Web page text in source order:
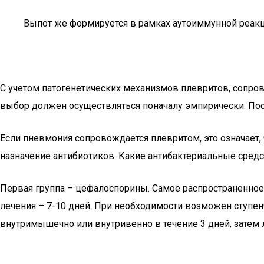
Выпот же формируется в рамках аутоиммунной
С учетом патогенетических механизмов плевритов,
выбор должен осуществляться поначалу эмпирически.
Если пневмония сопровождается плевритом, это
назначение антибиотиков. Какие антибактериальные
Первая группа – цефалоспорины. Самое
лечения – 7-10 дней. При необходимости возможен
внутримышечно или внутривенно в течение 3 дней,